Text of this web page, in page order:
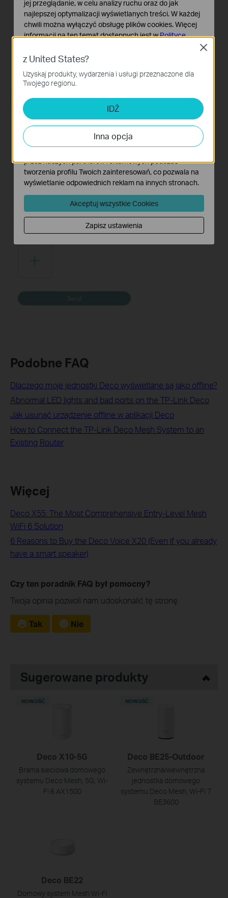
Podobne FAQ
Dlaczego moje jednostki Deco wyświetlane są jako offline?
Abnormal LED lights and bad ports on the TP-Link Deco
Jak usunąć urządzenie offline w aplikacji Deco
How to Connect the TP-Link Deco Mesh System to an
Existing Router
Więcej
Deco X55: The Most Comprehensive Entry-Level Mesh
WiFi 6 Solution
6 Reasons to Buy the Deco Voice X20 (Even if you already
have a smart speaker)
Czy ten poradnik FAQ był pomocny?
Twoja opinia pozwoli nam udoskonalić tę stronę.
Tak Nie
Sugerowane produkty
Deco X10-5G
Brama sieciowa domowego
systemu Deco Mesh, 5G, Wi-
Fi 6 AX1500
NOWOŚĆ
Deco BE25-Outdoor
Zewnętrzna/wewnętrzna
jednostka domowego
systemu Deco Mesh, Wi-Fi 7
BE3600
NOWOŚĆ
Deco BE22
Domowy system Mesh Wi‑Fi
z United States?
Uzyskaj produkty, wydarzenia i usługi przeznaczone dla
Twojego regionu.
IDŹ
Inna opcja
Close
jej przeglądanie, w celu analizy ruchu oraz do jak
najlepszej optymalizacji wyświetlanych treści. W każdej
chwili można wyłączyć obsługę plików cookies. Więcej
informacji na ten temat dostępnych jest wPolityce
Podstawowe Cookies
Te pliki cookies niezbędne są do poprawnego działania
witryny i nie moga zostać wyłączone.
Cookies dotyczące analizy i marketingu
Analiza - Te pliki Cookies są wykorzystywane w celu
analizy ruchu na naszej stronie, co umożliwia poprawę i
dostosowanie wyświetlanych treści.
przez naszych partnerów reklamowych podczas
tworzenia profilu Twoich zainteresowań, co pozwala na
wyświetlanie odpowiednich reklam na innych stronach.
Akceptuj wszystkie Cookies
Zapisz ustawienia